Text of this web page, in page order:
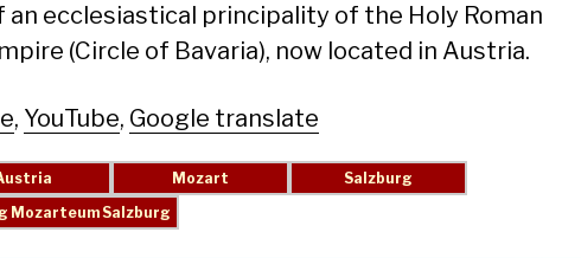
an eccle­si­as­ti­cal prin­ci­pal­i­ty of the Holy Roman
(Cir­cle of Bavaria), now locat­ed in Aus­tria.
, YouTube, Google translate